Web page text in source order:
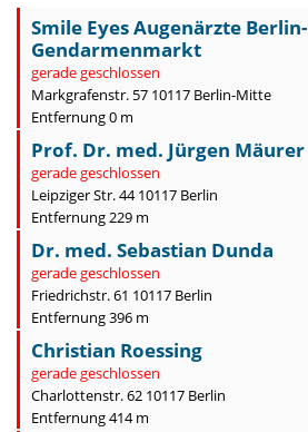
Smile Eyes Augenärzte Berlin-
Gendarmenmarkt
gerade geschlossen
Markgrafenstr. 57 10117 Berlin-Mitte
Entfernung 0 m
Prof. Dr. med. Jürgen Mäurer
gerade geschlossen
Leipziger Str. 44 10117 Berlin
Entfernung 229 m
Dr. med. Sebastian Dunda
gerade geschlossen
Friedrichstr. 61 10117 Berlin
Entfernung 396 m
Christian Roessing
gerade geschlossen
Charlottenstr. 62 10117 Berlin
Entfernung 414 m